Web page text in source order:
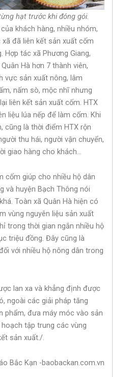
hạt trước khi đóng gói.
khách hàng, nhiều nhóm,
đã liên kết sản xuất cốm
Hợp tác xã Phương Giang,
Hà hơn 7 thành viên,
vực sản xuất nông, lâm
nấm sò, mộc nhĩ nhưng
liên kết sản xuất cốm. HTX
liệu lúa nếp để làm cốm. Khi
cũng là thời điểm HTX rộn
thu hái, người vận chuyển,
giao hàng cho khách…
cốm giúp cho nhiều hộ dân
và huyện Bạch Thông nói
Toàn xã Quân Hà hiện có
vùng nguyên liệu sản xuất
trong thời gian ngắn nhiều hộ
triệu đồng. Đây cũng là
với nhiều hộ nông dân trong
lan xa và khẳng định được
ngoài các giải pháp tăng
phẩm, đưa máy móc vào sản
tập trung các vùng
sản xuất./.
Bắc Kạn -baobackan.com.vn